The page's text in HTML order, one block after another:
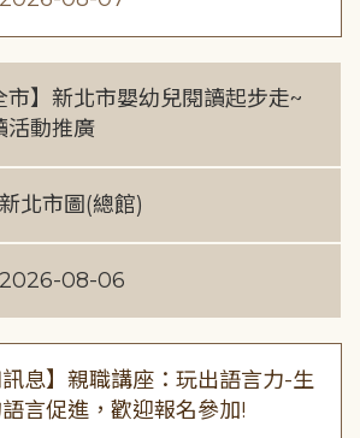
市】新北市嬰幼兒閱讀起步走~
活動推廣
新北市圖(總館)
2026-08-06
訊息】親職講座：玩出語言力-生
言促進，歡迎報名參加!